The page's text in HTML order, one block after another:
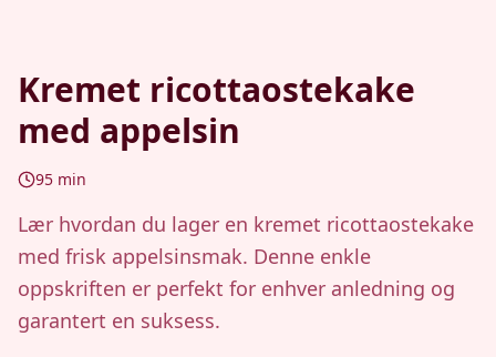
Kremet ricottaostekake
med appelsin
95 min
Lær hvordan du lager en kremet ricottaostekake
med frisk appelsinsmak. Denne enkle
oppskriften er perfekt for enhver anledning og
garantert en suksess.